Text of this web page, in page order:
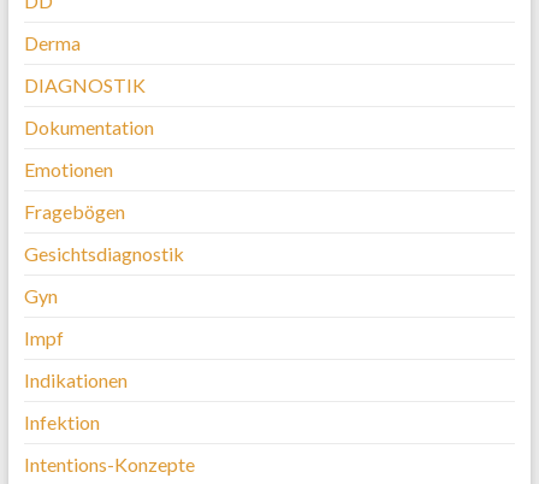
Derma
DIAGNOSTIK
Dokumentation
Emotionen
Fragebögen
Gesichtsdiagnostik
Gyn
Impf
Indikationen
Infektion
Intentions-Konzepte